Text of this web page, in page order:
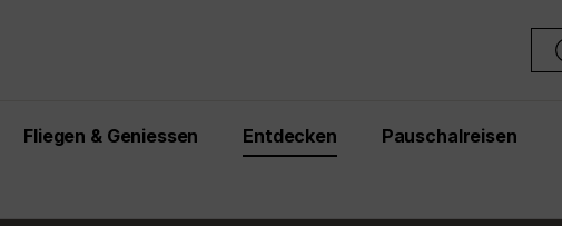
Fliegen & Geniessen Entdecken Pauschalreisen